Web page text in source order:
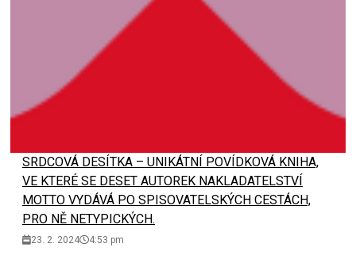
SRDCOVÁ DESÍTKA – UNIKÁTNÍ POVÍDKOVÁ KNIHA,
VE KTERÉ SE DESET AUTOREK NAKLADATELSTVÍ
MOTTO VYDÁVÁ PO SPISOVATELSKÝCH CESTÁCH,
PRO NĚ NETYPICKÝCH.
23. 2. 2024 4:53 pm